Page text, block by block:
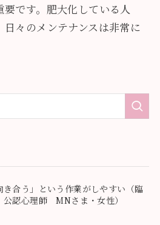
です。肥大化している人
日々のメンテナンスは非常に
き合う」という作業がしやすい（臨
公認心理師 MNさま・女性）